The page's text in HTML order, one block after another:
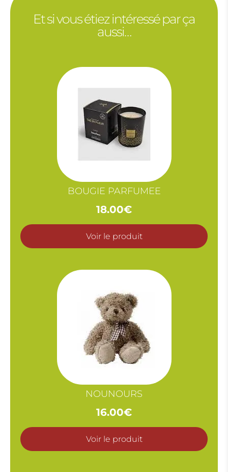
OR
Et si vous étiez intéressé par ça
aussi…
BOUGIE PARFUMEE
18.00€
Voir le produit
NOUNOURS
16.00€
Voir le produit